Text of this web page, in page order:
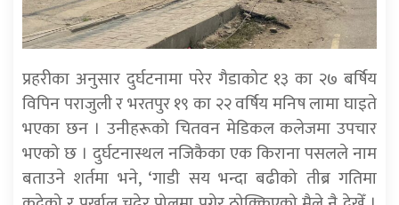
प्रहरीका अनुसार दुर्घटनामा परेर गैडाकोट १३ का २७ बर्षिय
विपिन पराजुली र भरतपुर १९ का २२ वर्षिय मनिष लामा घाइते
भएका छन । उनीहरूको चितवन मेडिकल कलेजमा उपचार
भएको छ । दुर्घटनास्थल नजिकैका एक किराना पसलले नाम
बताउने शर्तमा भने, ‘गाडी सय भन्दा बढीको तीब्र गतिमा